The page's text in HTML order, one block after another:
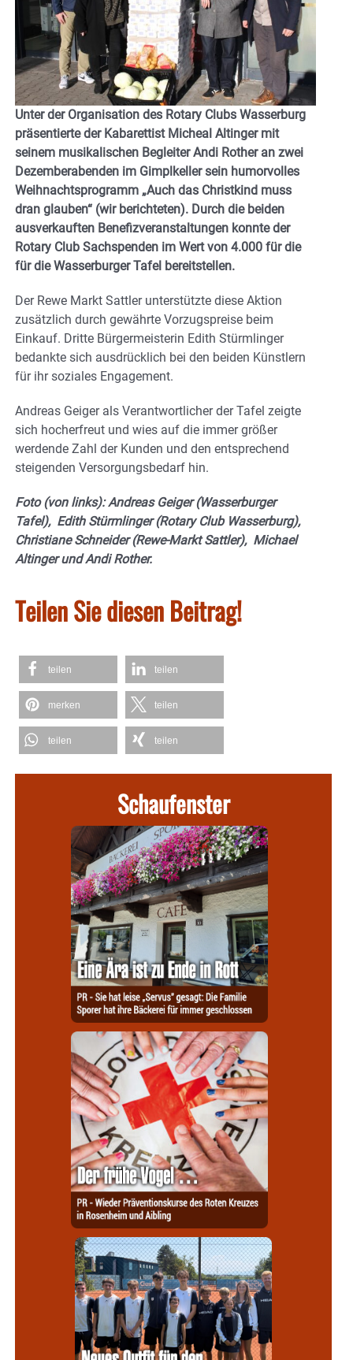
Unter der Organisation des Rotary Clubs Wasserburg
präsentierte der Kabarettist Micheal Altinger mit
seinem musikalischen Begleiter Andi Rother an zwei
Dezemberabenden im Gimplkeller sein humorvolles
Weihnachtsprogramm „Auch das Christkind muss
dran glauben“ (wir berichteten). Durch die beiden
ausverkauften Benefizveranstaltungen konnte der
Rotary Club Sachspenden im Wert von 4.000 für die
für die Wasserburger Tafel bereitstellen.
Der Rewe Markt Sattler unterstützte diese Aktion
zusätzlich durch gewährte Vorzugspreise beim
Einkauf. Dritte Bürgermeisterin Edith Stürmlinger
bedankte sich ausdrücklich bei den beiden Künstlern
für ihr soziales Engagement.
Andreas Geiger als Verantwortlicher der Tafel zeigte
sich hocherfreut und wies auf die immer größer
werdende Zahl der Kunden und den entsprechend
steigenden Versorgungsbedarf hin.
Foto (von links): Andreas Geiger (Wasserburger
Tafel), Edith Stürmlinger (Rotary Club Wasserburg),
Christiane Schneider (Rewe-Markt Sattler), Michael
Altinger und Andi Rother.
Teilen Sie diesen Beitrag!
teilen teilen
merken teilen
teilen teilen
Schaufenster